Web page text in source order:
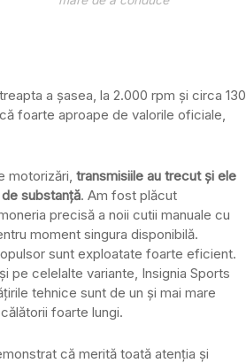
a șasea, la 2.000 rpm și circa 130
foarte aproape de valorile oficiale,
motorizări, transmisiile au trecut și ele
substanță. Am fost plăcut
precisă a noii cutii manuale cu
moment singura disponibilă.
sunt exploatate foarte eficient.
pe celelalte variante, Insignia Sports
tehnice sunt de un și mai mare
foarte lungi.
că merită toată atenția și